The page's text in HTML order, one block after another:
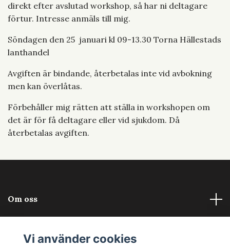
direkt efter avslutad workshop, så har ni deltagare
förtur. Intresse anmäls till mig.
Söndagen den 25 januari kl 09-13.30 Torna Hällestads
lanthandel
Avgiften är bindande, återbetalas inte vid avbokning
men kan överlåtas.
Förbehåller mig rätten att ställa in workshopen om
det är för få deltagare eller vid sjukdom. Då
återbetalas avgiften.
Om oss
Vi använder cookies